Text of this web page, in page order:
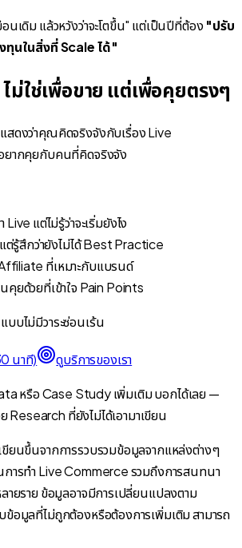
นเดิม แล้วหวังว่าจะโตขึ้น" แต่เป็นปีที่ต้อง"ปรับ
ทุนในสิ่งที่ Scale ได้"
ม่ใช่เพื่อขาย แต่เพื่อคุยตรงๆ
ดงว่าคุณคิดจริงจังกับเรื่อง Live
ยากคุยกับคนที่คิดจริงจัง
Live แต่ไม่รู้ว่าจะเริ่มยังไง
ต่รู้สึกว่ายังไม่ได้ Best Practice
ที่เหมาะกับแบรนด์
ยด้วยที่เข้าใจ Pain Points
บไม่มีวาระซ่อนเร้น
นาที) ดูบริการของเรา
หรือ Case Study เพิ่มเติม บอกได้เลย —
Research ที่ยังไม่ได้เอามาเขียน
ยนขึ้นจากการรวบรวมข้อมูลจากแหล่งต่างๆ
การทำ Live Commerce รวมถึงการสนทนา
ยราย ข้อมูลอาจมีการเปลี่ยนแปลงตาม
อมูลที่ไม่ถูกต้องหรือต้องการเพิ่มเติม สามารถ